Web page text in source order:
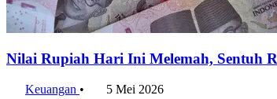
Nilai Rupiah Hari Ini Melemah, Sentuh
Keuangan • 5 Mei 2026